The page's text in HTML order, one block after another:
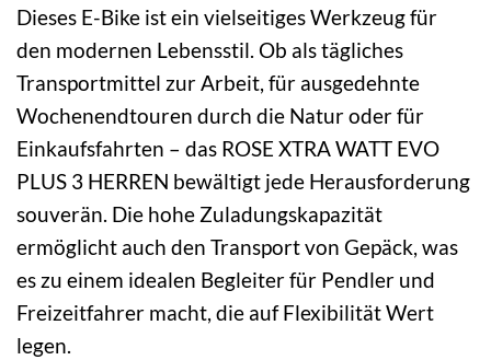
Dieses E-Bike ist ein vielseitiges Werkzeug für
den modernen Lebensstil. Ob als tägliches
Transportmittel zur Arbeit, für ausgedehnte
Wochenendtouren durch die Natur oder für
Einkaufsfahrten – das ROSE XTRA WATT EVO
PLUS 3 HERREN bewältigt jede Herausforderung
souverän. Die hohe Zuladungskapazität
ermöglicht auch den Transport von Gepäck, was
es zu einem idealen Begleiter für Pendler und
Freizeitfahrer macht, die auf Flexibilität Wert
legen.